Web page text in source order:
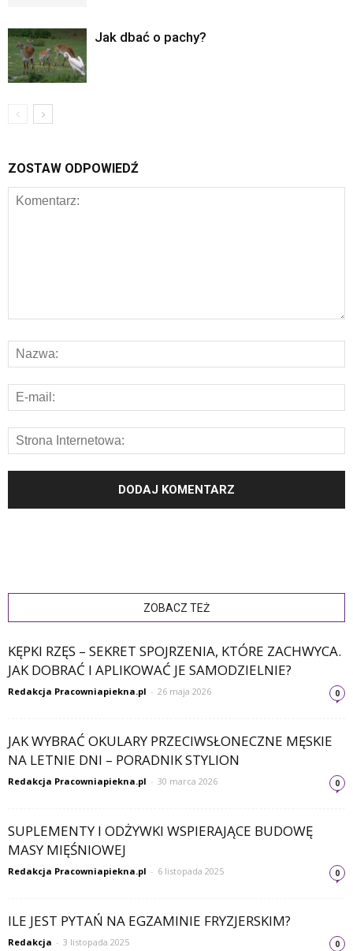
Jak dbać o pachy?
ZOSTAW ODPOWIEDŹ
ZOBACZ TEŻ
KĘPKI RZĘS – SEKRET SPOJRZENIA, KTÓRE ZACHWYCA.
JAK DOBRAĆ I APLIKOWAĆ JE SAMODZIELNIE?
Redakcja Pracowniapiekna.pl - 26 maja 2026 0
JAK WYBRAĆ OKULARY PRZECIWSŁONECZNE MĘSKIE
NA LETNIE DNI – PORADNIK STYLION
Redakcja Pracowniapiekna.pl - 30 marca 2026 0
SUPLEMENTY I ODŻYWKI WSPIERAJĄCE BUDOWĘ
MASY MIĘŚNIOWEJ
Redakcja Pracowniapiekna.pl - 6 listopada 2025 0
ILE JEST PYTAŃ NA EGZAMINIE FRYZJERSKIM?
Redakcja - 3 listopada 2025 0